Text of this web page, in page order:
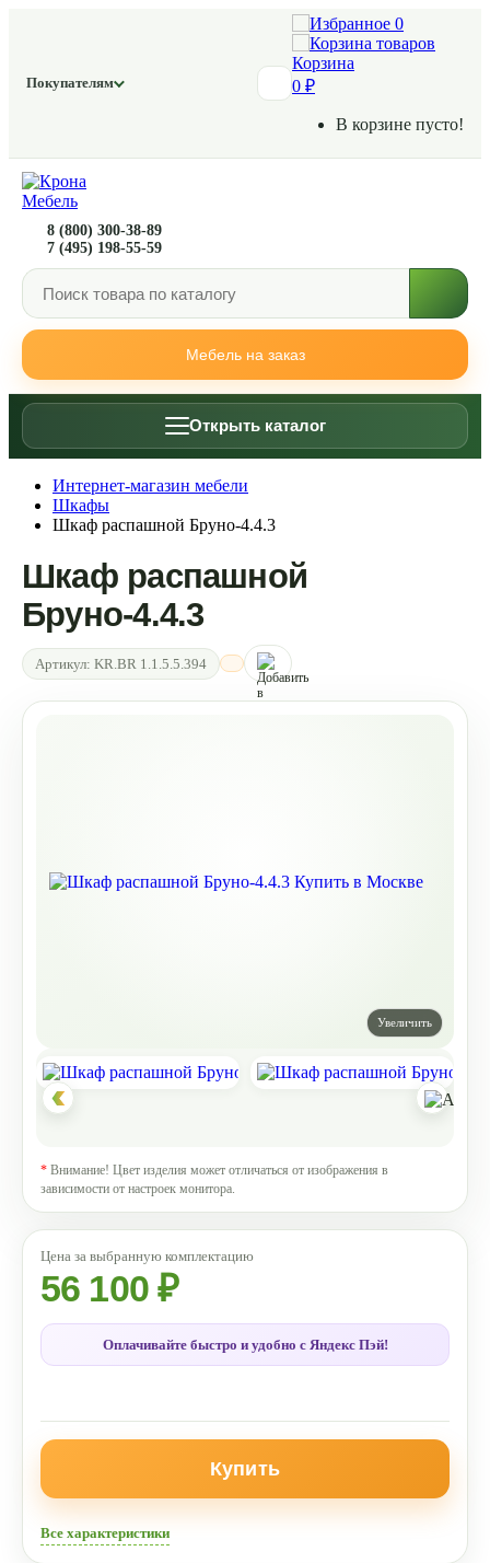
Покупателям
0
Корзина
0 ₽
В корзине пусто!
Мебель на заказ
8 (800) 300-38-89
7 (495) 198-55-59
Открыть каталог
Интернет-магазин мебели
Шкафы
Шкаф распашной Бруно-4.4.3
Шкаф распашной
Бруно-4.4.3
Артикул: KR.BR 1.1.5.5.394
* Внимание! Цвет изделия может отличаться от изображения в
зависимости от настроек монитора.
56 100 ₽
Оплачивайте быстро и удобно с Яндекс Пэй!
Купить
Все характеристики